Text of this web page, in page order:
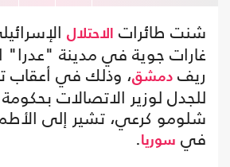
شنت طائرات الاحتلال
غارات جوية في مدينة "عدرا"
ريف دمشق، وذلك في أعقاب
للجدل لوزير الاتصالات بحكومة
شلومو كرعي، تشير إلى
في سوريا.